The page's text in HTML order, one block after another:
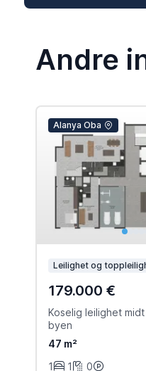
Andre
Alanya Oba
Leilighet og
179.000 €
Koselig leilighet
byen
47 m²
1
1 0